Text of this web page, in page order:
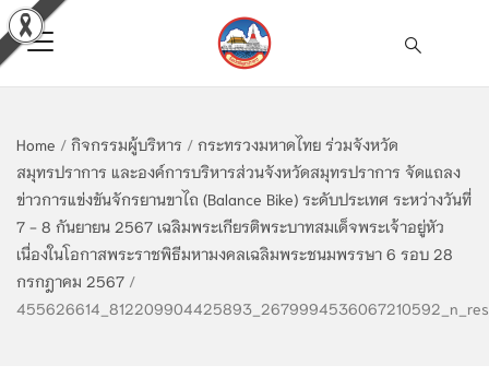
Home / กิจกรรมผู้บริหาร / กระทรวงมหาดไทย ร่วมจังหวัด
สมุทรปราการ และองค์การบริหารส่วนจังหวัดสมุทรปราการ จัดแถลง
ข่าวการแข่งขันจักรยานขาไถ (Balance Bike) ระดับประเทศ ระหว่างวันที่
7 - 8 กันยายน 2567 เฉลิมพระเกียรติพระบาทสมเด็จพระเจ้าอยู่หัว
เนื่องในโอกาสพระราชพิธีมหามงคลเฉลิมพระชนมพรรษา 6 รอบ 28
กรกฎาคม 2567 /